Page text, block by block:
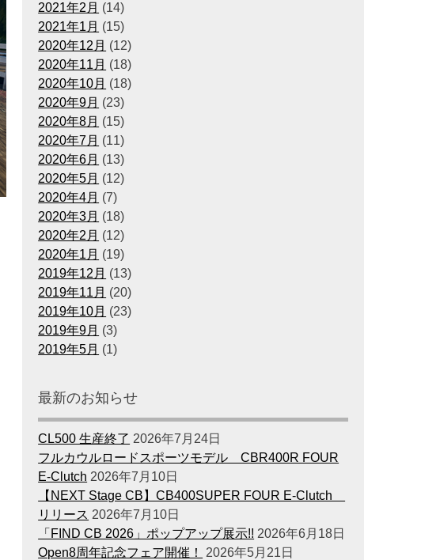
2021年2月 (14)
2021年1月 (15)
2020年12月 (12)
2020年11月 (18)
2020年10月 (18)
2020年9月 (23)
2020年8月 (15)
2020年7月 (11)
2020年6月 (13)
2020年5月 (12)
2020年4月 (7)
2020年3月 (18)
2020年2月 (12)
2020年1月 (19)
2019年12月 (13)
2019年11月 (20)
2019年10月 (23)
2019年9月 (3)
2019年5月 (1)
最新のお知らせ
CL500 生産終了 2026年7月24日
フルカウルロードスポーツモデル CBR400R FOUR
E-Clutch 2026年7月10日
【NEXT Stage CB】CB400SUPER FOUR E-Clutch
リリース 2026年7月10日
「FIND CB 2026」ポップアップ展示!! 2026年6月18日
Open8周年記念フェア開催！
2026年5月21日